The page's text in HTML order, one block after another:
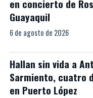
en concierto de
Guayaquil
6 de agosto de 2026
Hallan sin vida a
Sarmiento, cuatro
en Puerto López